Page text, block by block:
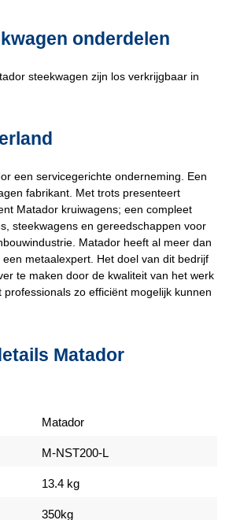
onderdelen
steekwagen zijn los verkrijgbaar in
een servicegerichte onderneming. Een
fabrikant. Met trots presenteert
Matador kruiwagens; een compleet
steekwagens en gereedschappen voor
Matador heeft al meer dan
metaalexpert. Het doel van dit bedrijf
te maken door de kwaliteit van het werk
zo efficiënt mogelijk kunnen
Matador
Matador
M-NST200-L
13.4 kg
350kg